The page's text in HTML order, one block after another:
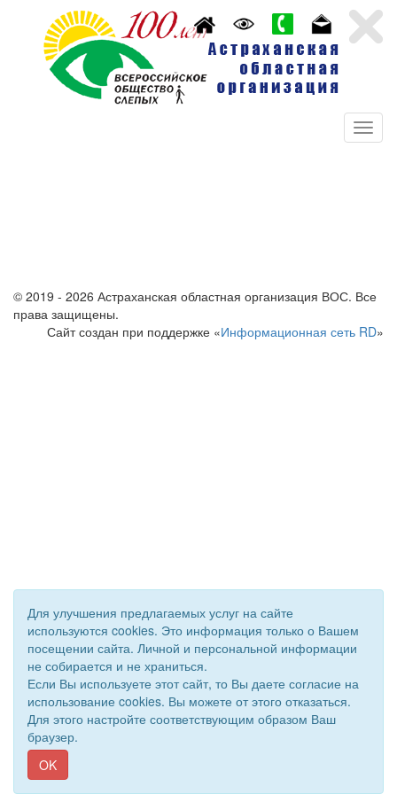
© 2019 - 2026 Астраханская областная организация ВОС. Все
права защищены.
Сайт создан при поддержке «Информационная сеть RD»
Для улучшения предлагаемых услуг на сайте
используются cookies. Это информация только о Вашем
посещении сайта. Личной и персональной информации
не собирается и не храниться.
Если Вы используете этот сайт, то Вы даете согласие на
использование cookies. Вы можете от этого отказаться.
Для этого настройте соответствующим образом Ваш
браузер.
OK